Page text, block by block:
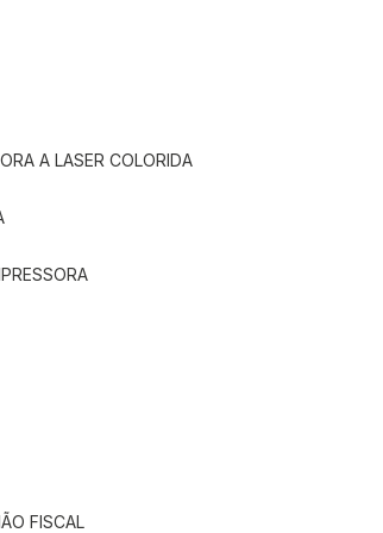
A LASER COLORIDA
FISCAL